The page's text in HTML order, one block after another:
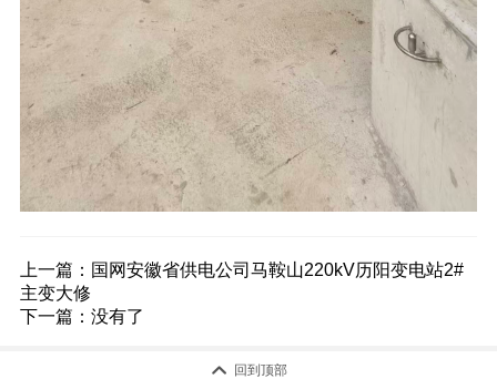
上一篇： 国网安徽省供电公司马鞍山220kV历阳变电站2#
主变大修
下一篇：没有了
 回到顶部